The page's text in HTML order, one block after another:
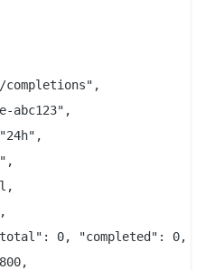
completions",
abc123",
0, "completed": 0,